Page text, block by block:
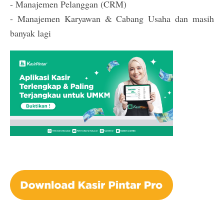
- Manajemen Pelanggan (CRM)
- Manajemen Karyawan & Cabang Usaha dan masih
banyak lagi